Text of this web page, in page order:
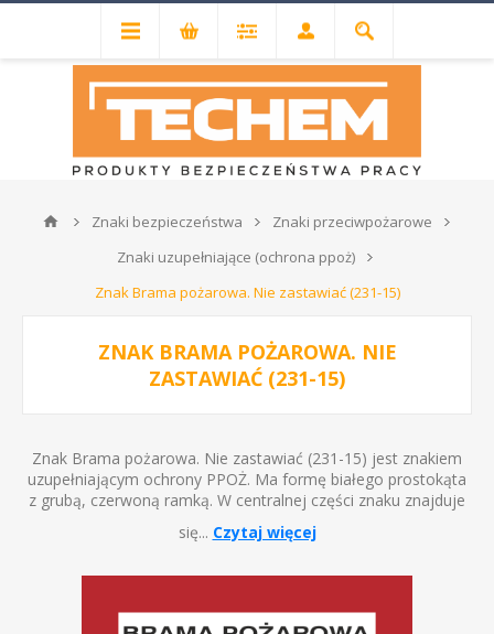
Znaki bezpieczeństwa
Znaki przeciwpożarowe
Znaki uzupełniające (ochrona ppoż)
Znak Brama pożarowa. Nie zastawiać (231-15)
ZNAK BRAMA POŻAROWA. NIE
ZASTAWIAĆ (231-15)
Znak Brama pożarowa. Nie zastawiać (231-15) jest znakiem
uzupełniającym ochrony PPOŻ. Ma formę białego prostokąta
z grubą, czerwoną ramką. W centralnej części znaku znajduje
się... Czytaj więcej